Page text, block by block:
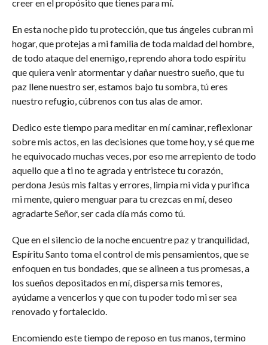
creer en el propósito que tienes para mí.
En esta noche pido tu protección, que tus ángeles cubran mi
hogar, que protejas a mi familia de toda maldad del hombre,
de todo ataque del enemigo, reprendo ahora todo espíritu
que quiera venir atormentar y dañar nuestro sueño, que tu
paz llene nuestro ser, estamos bajo tu sombra, tú eres
nuestro refugio, cúbrenos con tus alas de amor.
Dedico este tiempo para meditar en mí caminar, reflexionar
sobre mis actos, en las decisiones que tome hoy, y sé que me
he equivocado muchas veces, por eso me arrepiento de todo
aquello que a ti no te agrada y entristece tu corazón,
perdona Jesús mis faltas y errores, limpia mi vida y purifica
mi mente, quiero menguar para tu crezcas en mí, deseo
agradarte Señor, ser cada día más como tú.
Que en el silencio de la noche encuentre paz y tranquilidad,
Espíritu Santo toma el control de mis pensamientos, que se
enfoquen en tus bondades, que se alineen a tus promesas, a
los sueños depositados en mí, dispersa mis temores,
ayúdame a vencerlos y que con tu poder todo mi ser sea
renovado y fortalecido.
Encomiendo este tiempo de reposo en tus manos, termino